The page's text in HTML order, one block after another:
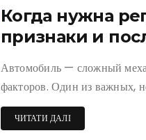
Когда нужна
признаки и
Автомобиль — сложный
факторов. Один из важных,
ЧИТАТИ ДАЛІ